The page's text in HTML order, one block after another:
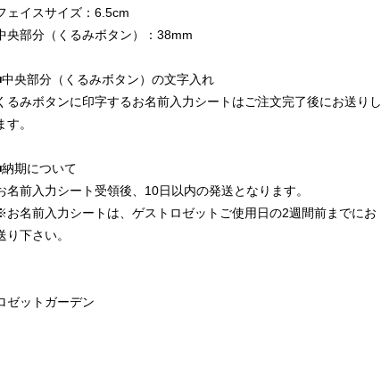
ェイスサイズ：6.5cm
央部分（くるみボタン）：38mm
央部分（くるみボタン）の文字入れ
るみボタンに印字するお名前入力シートはご注文完了後にお送りし
す。
期について
名前入力シート受領後、10日以内の発送となります。
お名前入力シートは、ゲストロゼットご使用日の2週間前までにお
り下さい。
ゼットガーデン